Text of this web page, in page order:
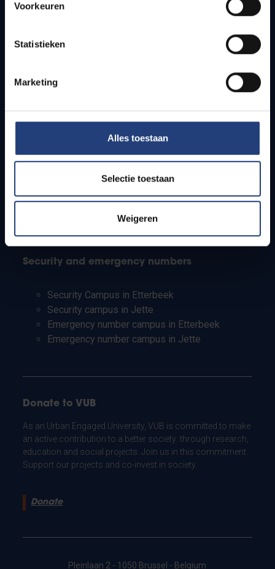
Voorkeuren
Statistieken
Marketing
Alles toestaan
Selectie toestaan
Weigeren
How to get to the VUB campuses
Students
PhD students
Teachers and secondary schools
Working students
Security and emergency numbers
Security Campus in Etterbeek
Security campus in Jette
Emergency number campus in Etterbeek
Emergency number campus in Jette
Donate to VUB
As an Urban Engaged University, VUB is committed to make
an active contribution to a better society: through research,
education and social projects. Join us in this commitment.
Support our projects and co-invest in society.
Donate
Pleinlaan 2 - 1050 Brussel - Belgium